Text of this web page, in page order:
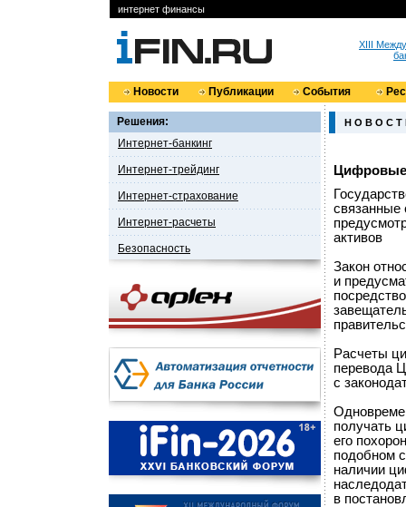
интернет финансы
XIII
Новости Публикации События
Решения:
Интернет-банкинг
Интернет-трейдинг
Интернет-страхование
Интернет-расчеты
Безопасность
Н О В О С Т
Цифровые
связанные
активов
Закон
и
Расчеты
перевода
с
получать
его
подобном
наличии
в